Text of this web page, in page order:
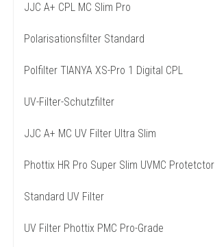
JJC A+ CPL MC Slim Pro
Polarisationsfilter Standard
Polfilter TIANYA XS-Pro 1 Digital CPL
UV-Filter-Schutzfilter
JJC A+ MC UV Filter Ultra Slim
Phottix HR Pro Super Slim UVMC Protetctor
Standard UV Filter
UV Filter Phottix PMC Pro-Grade